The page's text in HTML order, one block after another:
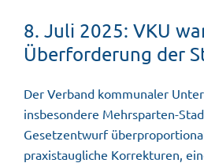
8. Juli 2025: VKU
Überforderung der
Der Verband kommunaler
insbesondere Mehrsparten-
Gesetzentwurf
praxistaugliche Korrekturen,